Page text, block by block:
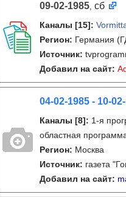
09-02-1985, сб
Каналы [15]:
Регион: Германия
Источник:
Добавил на сайт:
04-02-1985 - 10-
Каналы [8]: 1-я
областная
Регион: Москва
Источник: газета
Добавил на сайт: